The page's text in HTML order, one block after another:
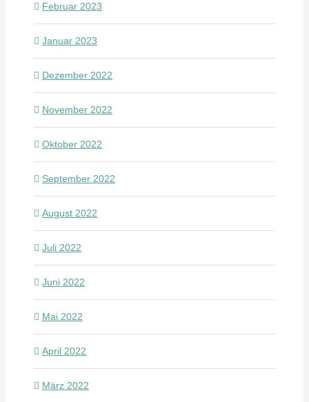
Februar 2023
Januar 2023
Dezember 2022
November 2022
Oktober 2022
September 2022
August 2022
Juli 2022
Juni 2022
Mai 2022
April 2022
März 2022